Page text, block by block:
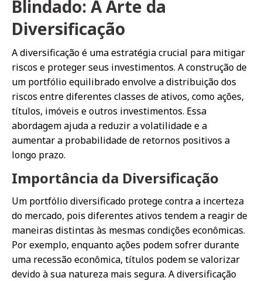
Blindado: A Arte da
Diversificação
A diversificação é uma estratégia crucial para mitigar
riscos e proteger seus investimentos. A construção de
um portfólio equilibrado envolve a distribuição dos
riscos entre diferentes classes de ativos, como ações,
títulos, imóveis e outros investimentos. Essa
abordagem ajuda a reduzir a volatilidade e a
aumentar a probabilidade de retornos positivos a
longo prazo.
Importância da Diversificação
Um portfólio diversificado protege contra a incerteza
do mercado, pois diferentes ativos tendem a reagir de
maneiras distintas às mesmas condições econômicas.
Por exemplo, enquanto ações podem sofrer durante
uma recessão econômica, títulos podem se valorizar
devido à sua natureza mais segura. A diversificação